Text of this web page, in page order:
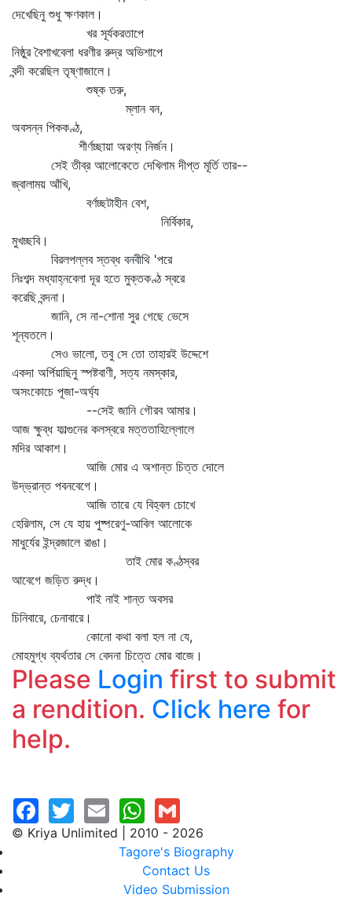
দেখেছিনু শুধু ক্ষণকাল।
খর সূর্যকরতাপে
নিষ্ঠুর বৈশাখবেলা ধরণীর রুদ্র অভিশাপে
বন্দী করেছিল তৃষ্ণাজালে।
শুষ্ক তরু,
ম্লান বন,
অবসন্ন পিককণ্ঠ,
শীর্ণচ্ছায়া অরণ্য নির্জন।
সেই তীব্র আলোকেতে দেখিলাম দীপ্ত মূর্তি তার--
জ্বালাময় আঁখি,
বর্ণচ্ছটাহীন বেশ,
নির্বিকার,
মুখচ্ছবি।
বিরলপল্লব স্তব্ধ বনবীথি 'পরে
নিঃশব্দ মধ্যাহ্নবেলা দূর হতে মুক্তকণ্ঠ স্বরে
করেছি বন্দনা।
জানি, সে না-শোনা সুর গেছে ভেসে
শূন্যতলে।
সেও ভালো, তবু সে তো তাহারই উদ্দেশে
একদা অর্পিয়াছিনু স্পষ্টবাণী, সত্য নমস্কার,
অসংকোচে পূজা-অর্ঘ্য
--সেই জানি গৌরব আমার।
আজ ক্ষুব্ধ ফাল্গুনের কলস্বরে মত্ততাহিল্লোলে
মদির আকাশ।
আজি মোর এ অশান্ত চিত্ত দোলে
উদ্‌ভ্রান্ত পবনবেগে।
আজি তারে যে বিহ্বল চোখে
হেরিলাম, সে যে হায় পুষ্পরেণু-আবিল আলোকে
মাধুর্যের ইন্দ্রজালে রাঙা।
তাই মোর কণ্ঠস্বর
আবেগে জড়িত রুদ্ধ।
পাই নাই শান্ত অবসর
চিনিবারে, চেনাবারে।
কোনো কথা বলা হল না যে,
মোহমুগ্ধ ব্যর্থতার সে বেদনা চিত্তে মোর বাজে।
Please Login first to submit
a rendition. Click here for
help.
© Kriya Unlimited | 2010 - 2026
Tagore's Biography
Contact Us
Video Submission